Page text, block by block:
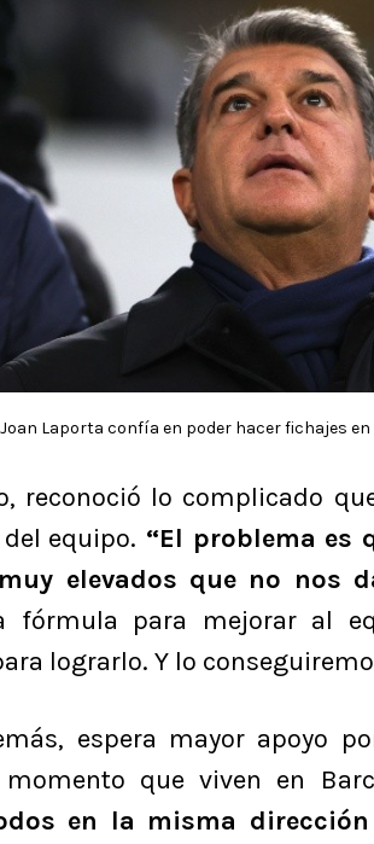
Joan Laporta confía en poder hacer fichajes en
reconoció lo complicado
equipo. “El problema es
elevados que no nos
fórmula para mejorar al
lograrlo. Y lo
espera mayor apoyo
que viven en
en la misma